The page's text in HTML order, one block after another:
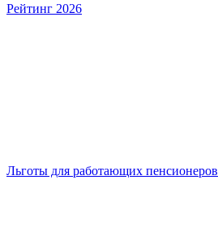
Рейтинг 2026
Льготы для работающих пенсионеров